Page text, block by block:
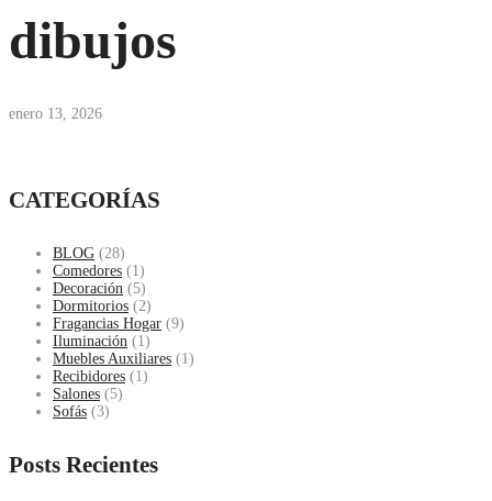
dibujos
enero 13, 2026
CATEGORÍAS
BLOG (28)
Comedores (1)
Decoración (5)
Dormitorios (2)
Fragancias Hogar (9)
Iluminación (1)
Muebles Auxiliares (1)
Recibidores (1)
Salones (5)
Sofás (3)
Posts Recientes